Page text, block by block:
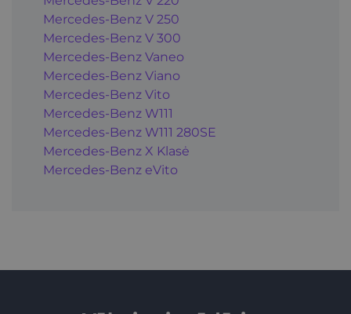
Mercedes-Benz V 250
Mercedes-Benz V 300
Mercedes-Benz Vaneo
Mercedes-Benz Viano
Mercedes-Benz Vito
Mercedes-Benz W111
Mercedes-Benz W111 280SE
Mercedes-Benz X Klasė
Mercedes-Benz eVito